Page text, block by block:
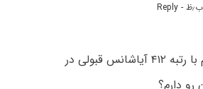
- Reply
رشته علوم تربیتی هستم با رتبه ۴۱۲ آیاشانس قبولی در
رو دارم؟